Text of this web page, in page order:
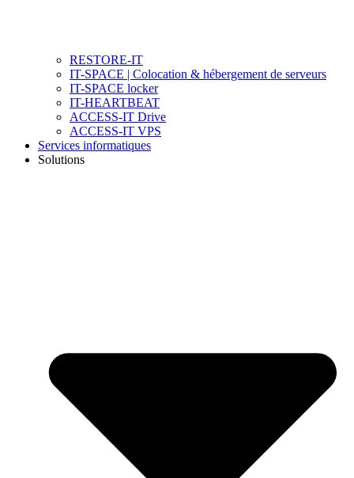
RESTORE-IT
IT-SPACE | Colocation & hébergement de serveurs
IT-SPACE locker
IT-HEARTBEAT
ACCESS-IT Drive
ACCESS-IT VPS
Services informatiques
Solutions